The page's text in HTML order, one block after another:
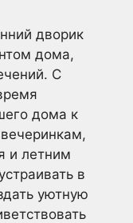
дворик
дома,
С
дома к
и летним
в
уютную